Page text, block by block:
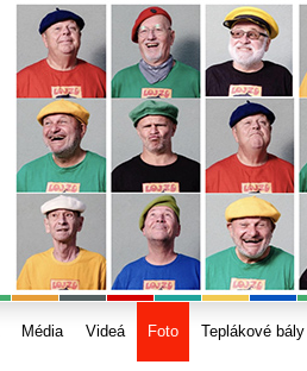
Média Videá Foto Teplákové bály